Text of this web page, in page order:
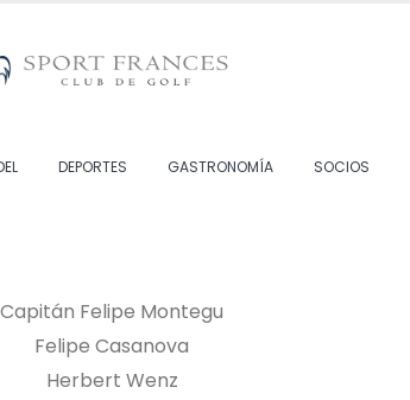
DEPORTES GASTRONOMÍA SOCIOS
Capitán Felipe Montegu
Felipe Casanova
Herbert Wenz